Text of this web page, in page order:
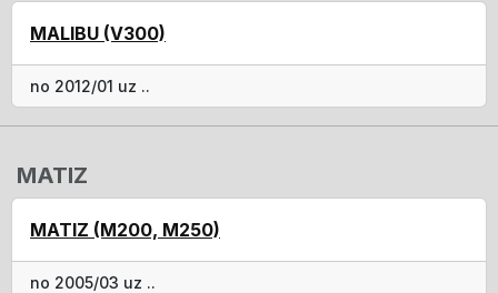
MALIBU (V300)
no 2012/01 uz ..
MATIZ
MATIZ (M200, M250)
no 2005/03 uz ..